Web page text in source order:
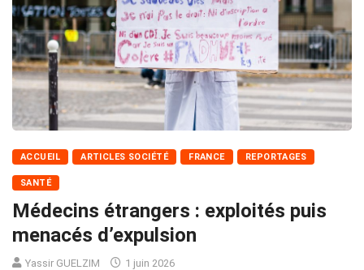
ACCUEIL ARTICLES SOCIÉTÉ FRANCE REPORTAGES
SANTÉ
Médecins étrangers : exploités puis
menacés d’expulsion
Yassir GUELZIM 1 juin 2026